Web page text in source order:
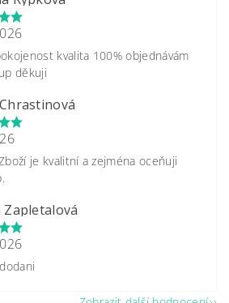
kvalita 100% objednávám
děkuji
je kvalitní a zejména oceňuji